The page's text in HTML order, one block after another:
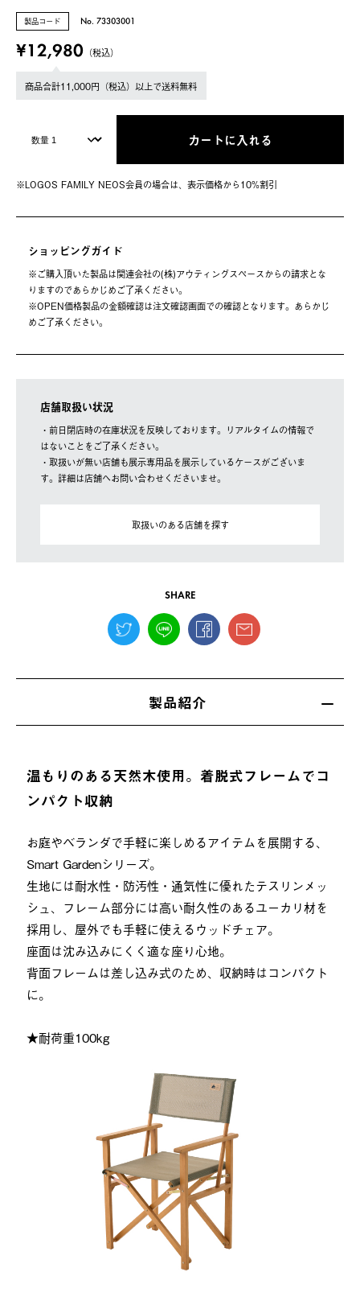
製品コード No. 73303001
¥12,980 （税込）
商品合計11,000円（税込）以上で送料無料
カートに入れる
※LOGOS FAMILY NEOS会員の場合は、表⽰価格から10%割引
ショッピングガイド
※ご購⼊頂いた製品は関連会社の(株)アウティングスペースからの請求とな
りますのであらかじめご了承ください。
※OPEN価格製品の⾦額確認は注⽂確認画⾯での確認となります。あらかじ
めご了承ください。
店舗取扱い状況
・前日閉店時の在庫状況を反映しております。リアルタイムの情報で
はないことをご了承ください。
・取扱いが無い店舗も展示専用品を展示しているケースがございま
す。詳細は店舗へお問い合わせくださいませ。
取扱いのある店舗を探す
SHARE
製品紹介
温もりのある天然木使用。着脱式フレームでコ
ンパクト収納
お庭やベランダで手軽に楽しめるアイテムを展開する、
Smart Gardenシリーズ。
生地には耐水性・防汚性・通気性に優れたテスリンメッ
シュ、フレーム部分には高い耐久性のあるユーカリ材を
採用し、屋外でも手軽に使えるウッドチェア。
座面は沈み込みにくく適な座り心地。
背面フレームは差し込み式のため、収納時はコンパクト
に。
★耐荷重100kg